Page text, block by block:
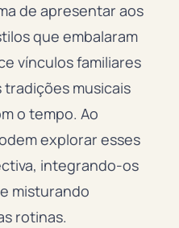
de apresentar aos
que embalaram
vínculos familiares
musicais
o tempo. Ao
explorar esses
integrando-os
misturando
rotinas.